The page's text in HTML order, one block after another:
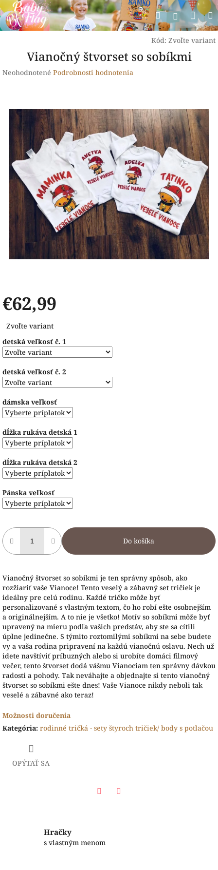
Prejsť
na
obsah
Hľadať
Kód: Zvoľte variant
Vianočný štvorset so sobíkmi
Priemerné
0,0
hviezdičiek.
Neohodnotené Podrobnosti hodnotenia
€62,99
cena:
Zvoľte variant
detská veľkosť č. 1
detská veľkosť č. 2
dámska veľkosť
dĺžka rukáva detská 1
dĺžka rukáva detská 2
Pánska veľkosť
Do košíka
Vianočný štvorset so sobíkmi je ten správny spôsob, ako
rozžiariť vaše Vianoce! Tento veselý a zábavný set tričiek je
ideálny pre celú rodinu. Každé tričko môže byť
personalizované s vlastným textom, čo ho robí ešte osobnejším
a originálnejším. A to nie je všetko! Motív so sobíkmi môže byť
upravený na mieru podľa vašich predstáv, aby ste sa cítili
úplne jedinečne. S týmito roztomilými sobíkmi na sebe budete
vy a vaša rodina pripravení na každú vianočnú oslavu. Nech už
idete navštíviť príbuzných alebo si urobíte domáci filmový
večer, tento štvorset dodá vášmu Vianociam ten správny dávkou
radosti a pohody. Tak neváhajte a objednajte si tento vianočný
štvorset so sobíkmi ešte dnes! Vaše Vianoce nikdy neboli tak
veselé a zábavné ako teraz!
Možnosti doručenia
Kategória: rodinné tričká - sety štyroch tričiek/ body s potlačou
OPÝTAŤ SA
Hračky
s vlastným menom